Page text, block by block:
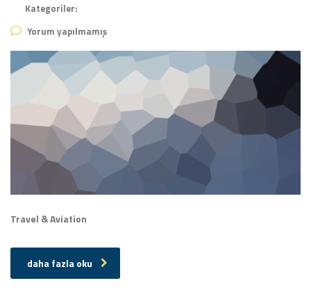
Kategoriler:
Yorum yapılmamış
Travel & Aviation
daha fazla oku